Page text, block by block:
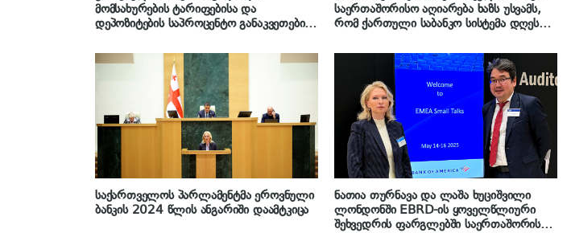
მომსახურების ტარიფებისა და
დეპოზიტების საპროცენტო განაკვეთების
საერთაშორისო აღიარება ხაზს უსვამს,
რომ ქართული საბანკო სისტემა დღეს
თვალსაზრისით ერთ-ერთი ლიდერია
საქართველოს პარლამენტმა ეროვნული
ბანკის 2024 წლის ანგარიში დაამტკიცა
ნათია თურნავა და ლაშა ხუციშვილი
ლონდონში EBRD-ის ყოველწლიური
შეხვედრის ფარგლებში საერთაშორისო